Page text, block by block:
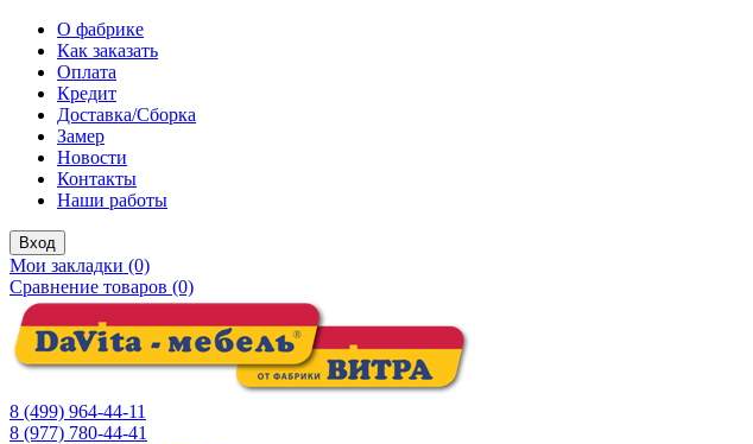
О фабрике
Как заказать
Оплата
Кредит
Доставка/Сборка
Замер
Новости
Контакты
Наши работы
Вход
Мои закладки (0)
Сравнение товаров (0)
8 (499) 964-44-11
8 (977) 780-44-41